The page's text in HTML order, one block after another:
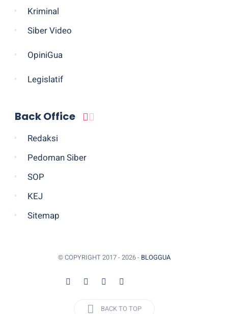
Kriminal
Siber Video
OpiniGua
Legislatif
Back Office
Redaksi
Pedoman Siber
SOP
KEJ
Sitemap
© COPYRIGHT 2017 - 2026 - BLOGGUA
BACK TO TOP